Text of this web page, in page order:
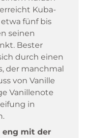
Kuba-
fünf bis
seinen
Bester
durch einen
der manchmal
von Vanille
Vanillenote
in
eng mit der